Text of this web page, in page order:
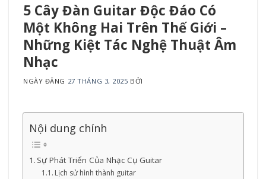
5 Cây Đàn Guitar Độc Đáo Có
Một Không Hai Trên Thế Giới –
Những Kiệt Tác Nghệ Thuật Âm
Nhạc
NGÀY ĐĂNG 27 THÁNG 3, 2025 BỞI
Nội dung chính
Sự Phát Triển Của Nhạc Cụ Guitar
Lịch sử hình thành guitar